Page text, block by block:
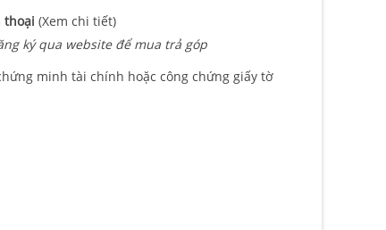
thoại (Xem chi tiết)
ký qua website để mua trả góp
minh tài chính hoặc công chứng giấy tờ